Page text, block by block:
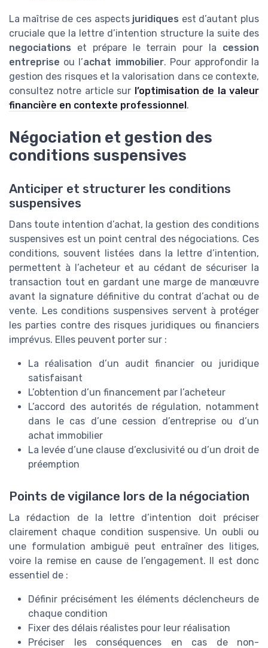
La maîtrise de ces aspects juridiques est d’autant plus
cruciale que la lettre d’intention structure la suite des
negociations et prépare le terrain pour la cession
entreprise ou l’achat immobilier. Pour approfondir la
gestion des risques et la valorisation dans ce contexte,
consultez notre article sur l’optimisation de la valeur
financière en contexte professionnel.
Négociation et gestion des
conditions suspensives
Anticiper et structurer les conditions
suspensives
Dans toute intention d’achat, la gestion des conditions
suspensives est un point central des négociations. Ces
conditions, souvent listées dans la lettre d’intention,
permettent à l’acheteur et au cédant de sécuriser la
transaction tout en gardant une marge de manœuvre
avant la signature définitive du contrat d’achat ou de
vente. Les conditions suspensives servent à protéger
les parties contre des risques juridiques ou financiers
imprévus. Elles peuvent porter sur :
La réalisation d’un audit financier ou juridique
satisfaisant
L’obtention d’un financement par l’acheteur
L’accord des autorités de régulation, notamment
dans le cas d’une cession d’entreprise ou d’un
achat immobilier
La levée d’une clause d’exclusivité ou d’un droit de
préemption
Points de vigilance lors de la négociation
La rédaction de la lettre d’intention doit préciser
clairement chaque condition suspensive. Un oubli ou
une formulation ambiguë peut entraîner des litiges,
voire la remise en cause de l’engagement. Il est donc
essentiel de :
Définir précisément les éléments déclencheurs de
chaque condition
Fixer des délais réalistes pour leur réalisation
Préciser les conséquences en cas de non-